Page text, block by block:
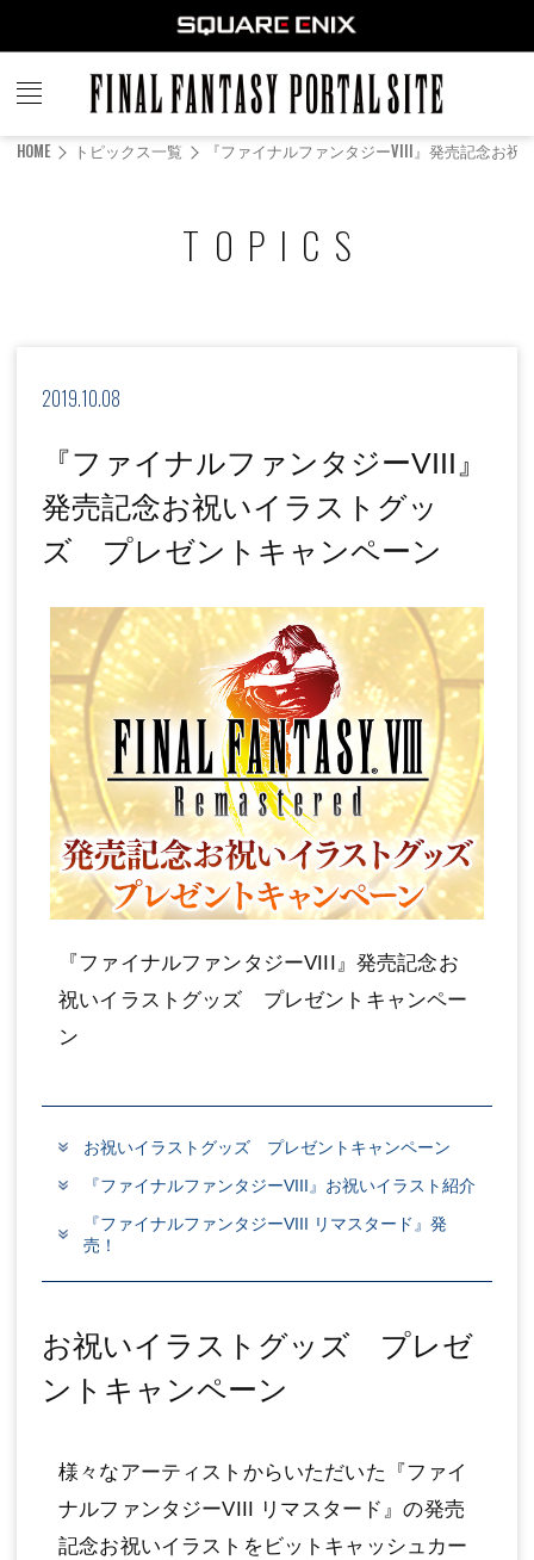
FINAL
FANTASY
HOME トピックス一覧 『ファイナルファンタジーVIII』発売記念お
TOPICS
2019.10.08
『ファイナルファンタジーVIII』
発売記念お祝いイラストグッ
ズ プレゼントキャンペーン
『ファイナルファンタジーVIII』発売記念お
祝いイラストグッズ プレゼントキャンペー
ン
お祝いイラストグッズ プレゼントキャンペーン
『ファイナルファンタジーVIII』お祝いイラスト紹介
『ファイナルファンタジーVIII リマスタード』発
売！
お祝いイラストグッズ プレゼ
ントキャンペーン
様々なアーティストからいただいた『ファイ
ナルファンタジーVIII リマスタード』の発売
記念お祝いイラストをビットキャッシュカー